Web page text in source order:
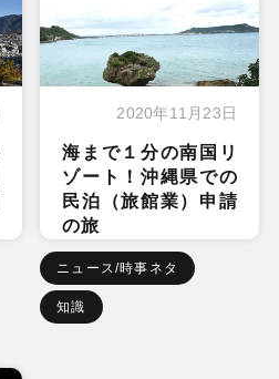
2020年11月23日
海まで１分の南国リ
ゾート！沖縄県での
民泊（旅館業）申請
の旅
ニュース/時事ネタ
知識